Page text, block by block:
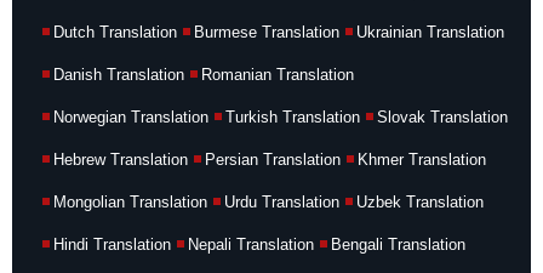
Dutch Translation Burmese Translation Ukrainian Translation
Danish Translation Romanian Translation
Norwegian Translation Turkish Translation Slovak Translation
Hebrew Translation Persian Translation Khmer Translation
Mongolian Translation Urdu Translation Uzbek Translation
Hindi Translation Nepali Translation Bengali Translation